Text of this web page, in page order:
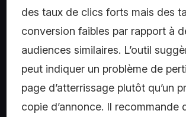
des taux de clics forts mais des
conversion faibles par rapport à
audiences similaires. L’outil
peut indiquer un problème de
page d’atterrissage plutôt qu’un
copie d’annonce. Il recommande